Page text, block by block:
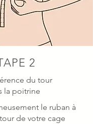
2
du tour
la poitrine
le ruban à
de votre cage